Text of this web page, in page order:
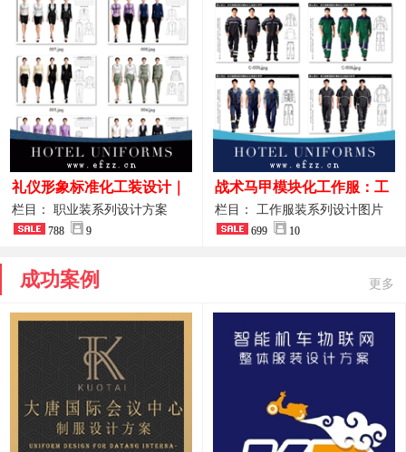
礼仪形象标准化工装设计｜
高端服务业仪态塑造专属职
业装系列
栏目： 职业装系列设计方案
788 9
战术马甲模块化工作服：工
程巡检与设备调试岗位的多
功能收纳设计
栏目： 工作服装系列设计图片
699 10
成功案例 更多